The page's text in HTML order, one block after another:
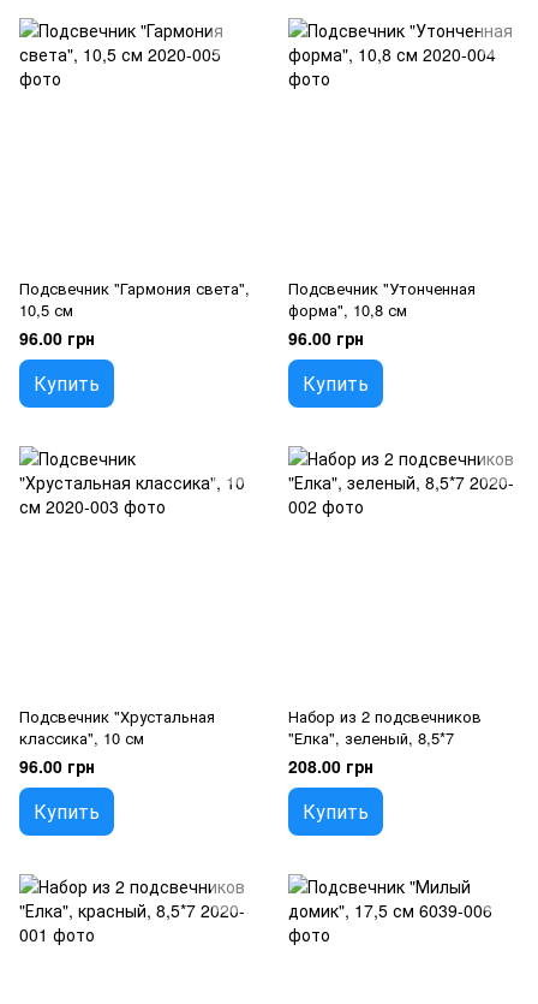
Подсвечник "Гармония света",
10,5 см
96.00 грн
Купить
Подсвечник "Утонченная
форма", 10,8 см
96.00 грн
Купить
Подсвечник "Хрустальная
классика", 10 см
96.00 грн
Купить
Набор из 2 подсвечников
"Елка", зеленый, 8,5*7
208.00 грн
Купить